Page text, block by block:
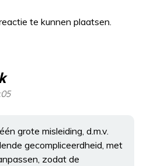
te kunnen plaatsen.
grote misleiding, d.m.v.
gecompliceerdheid, met
zodat de